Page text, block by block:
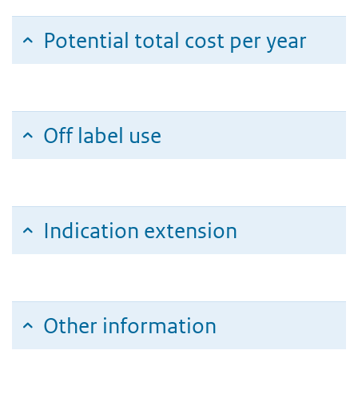
Potential total cost per year
Off label use
Indication extension
Other information